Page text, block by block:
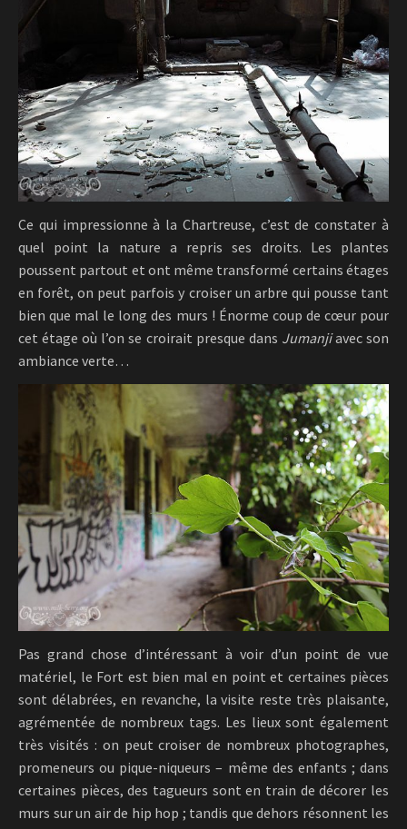
Ce qui impressionne à la Chartreuse, c’est de constater à
quel point la nature a repris ses droits. Les plantes
poussent partout et ont même transformé certains étages
en forêt, on peut parfois y croiser un arbre qui pousse tant
bien que mal le long des murs ! Énorme coup de cœur pour
cet étage où l’on se croirait presque dans Jumanjiavec son
ambiance verte…
Pas grand chose d’intéressant à voir d’un point de vue
matériel, le Fort est bien mal en point et certaines pièces
sont délabrées, en revanche, la visite reste très plaisante,
agrémentée de nombreux tags. Les lieux sont également
très visités : on peut croiser de nombreux photographes,
promeneurs ou pique-niqueurs – même des enfants ; dans
certaines pièces, des tagueurs sont en train de décorer les
murs sur un air de hip hop ; tandis que dehors résonnent les